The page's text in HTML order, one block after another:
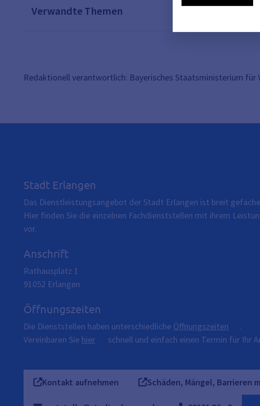
Verwandte Themen
Redaktionell verantwortlich: Bayerisches Staatsministerium für
Stadt Erlangen
Das Dienstleistungsangebot der Stadt Erlangen ist breit
Hier finden Sie die einzelnen Fachdienststellen mit ihrem
vor.
Anschrift
Rathausplatz 1
91052 Erlangen
Öffnungszeiten
Die Dienststellen haben unterschiedliche Öffnungszeiten
.
Vereinbaren Sie hier schnell und einfach einen Termin für Ihr
Kontakt aufnehmen Schäden, Mängel, Barrieren